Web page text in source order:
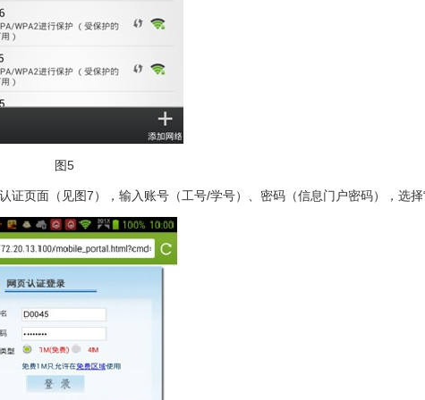
5
页面（见图7），输入账号（工号/学号）、密码（信息门户密码），选择“